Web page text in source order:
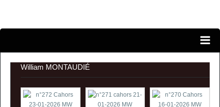
ATELIER-GALERIE
CANDIDATURES
William MONTAUDIÉ